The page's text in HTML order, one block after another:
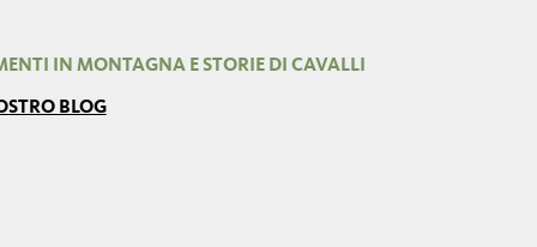
IN MONTAGNA E STORIE DI CAVALLI
BLOG